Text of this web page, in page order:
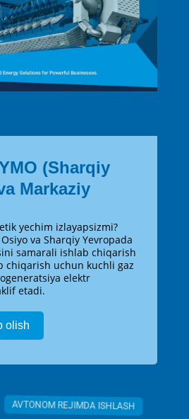
(Sharqiy
Markaziy
yechim izlayapsizmi?
va Sharqiy Yevropada
samarali ishlab chiqarish
chiqarish uchun kuchli gaz
elektr
etadi.
olish
AVTONOM REJIMDA ISHLASH